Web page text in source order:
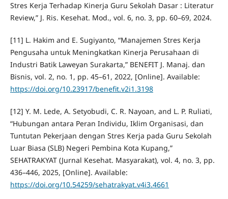
Stres Kerja Terhadap Kinerja Guru Sekolah Dasar : Literatur
Review,” J. Ris. Kesehat. Mod., vol. 6, no. 3, pp. 60–69, 2024.
[11] L. Hakim and E. Sugiyanto, “Manajemen Stres Kerja
Pengusaha untuk Meningkatkan Kinerja Perusahaan di
Industri Batik Laweyan Surakarta,” BENEFIT J. Manaj. dan
Bisnis, vol. 2, no. 1, pp. 45–61, 2022, [Online]. Available:
https://doi.org/10.23917/benefit.v2i1.3198
[12] Y. M. Lede, A. Setyobudi, C. R. Nayoan, and L. P. Ruliati,
“Hubungan antara Peran Individu, Iklim Organisasi, dan
Tuntutan Pekerjaan dengan Stres Kerja pada Guru Sekolah
Luar Biasa (SLB) Negeri Pembina Kota Kupang,”
SEHATRAKYAT (Jurnal Kesehat. Masyarakat), vol. 4, no. 3, pp.
436–446, 2025, [Online]. Available:
https://doi.org/10.54259/sehatrakyat.v4i3.4661